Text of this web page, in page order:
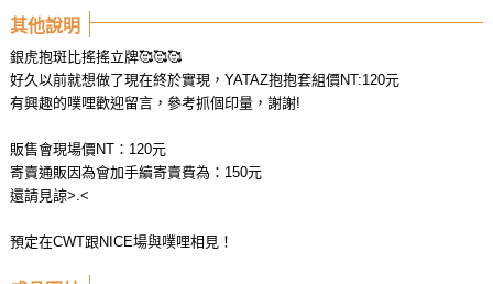
其他說明
銀虎抱斑比搖搖立牌🥰🥰🥰
好久以前就想做了現在終於實現，YATAZ抱抱套組價NT:120元
有興趣的噗哩歡迎留言，參考抓個印量，謝謝!
販售會現場價NT：120元
寄賣通販因為會加手續寄賣費為：150元
還請見諒>.<
預定在CWT跟NICE場與噗哩相見！